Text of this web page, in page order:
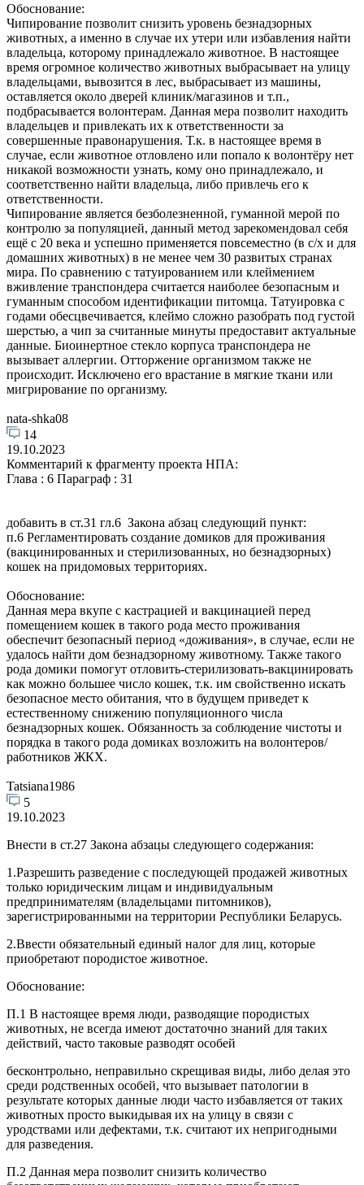
Обоснование:
Чипирование позволит снизить уровень безнадзорных
животных, а именно в случае их утери или избавления найти
владельца, которому принадлежало животное. В настоящее
время огромное количество животных выбрасывает на улицу
владельцами, вывозится в лес, выбрасывает из машины,
оставляется около дверей клиник/магазинов и т.п.,
подбрасывается волонтерам. Данная мера позволит находить
владельцев и привлекать их к ответственности за
совершенные правонарушения. Т.к. в настоящее время в
случае, если животное отловлено или попало к волонтёру нет
никакой возможности узнать, кому оно принадлежало, и
соответственно найти владельца, либо привлечь его к
ответственности.
Чипирование является безболезненной, гуманной мерой по
контролю за популяцией, данный метод зарекомендовал себя
ещё с 20 века и успешно применяется повсеместно (в с/х и для
домашних животных) в не менее чем 30 развитых странах
мира. По сравнению с татуированием или клеймением
вживление транспондера считается наиболее безопасным и
гуманным способом идентификации питомца. Татуировка с
годами обесцвечивается, клеймо сложно разобрать под густой
шерстью, а чип за считанные минуты предоставит актуальные
данные. Биоинертное стекло корпуса транспондера не
вызывает аллергии. Отторжение организмом также не
происходит. Исключено его врастание в мягкие ткани или
мигрирование по организму.
nata-shka08
14
19.10.2023
Комментарий к фрагменту проекта НПА:
Глава : 6 Параграф : 31
добавить в ст.31 гл.6 Закона абзац следующий пункт:
п.6 Регламентировать создание домиков для проживания
(вакцинированных и стерилизованных, но безнадзорных)
кошек на придомовых территориях.
Обоснование:
Данная мера вкупе с кастрацией и вакцинацией перед
помещением кошек в такого рода место проживания
обеспечит безопасный период «доживания», в случае, если не
удалось найти дом безнадзорному животному. Также такого
рода домики помогут отловить-стерилизовать-вакцинировать
как можно большее число кошек, т.к. им свойственно искать
безопасное место обитания, что в будущем приведет к
естественному снижению популяционного числа
безнадзорных кошек. Обязанность за соблюдение чистоты и
порядка в такого рода домиках возложить на волонтеров/
работников ЖКХ.
Tatsiana1986
5
19.10.2023
Внести в ст.27 Закона абзацы следующего содержания:
1.Разрешить разведение с последующей продажей животных
только юридическим лицам и индивидуальным
предпринимателям (владельцами питомников),
зарегистрированными на территории Республики Беларусь.
2.Ввести обязательный единый налог для лиц, которые
приобретают породистое животное.
Обоснование:
П.1 В настоящее время люди, разводящие породистых
животных, не всегда имеют достаточно знаний для таких
действий, часто таковые разводят особей
бесконтрольно, неправильно скрещивая виды, либо делая это
среди родственных особей, что вызывает патологии в
результате которых данные люди часто избавляется от таких
животных просто выкидывая их на улицу в связи с
уродствами или дефектами, т.к. считают их непригодными
для разведения.
П.2 Данная мера позволит снизить количество